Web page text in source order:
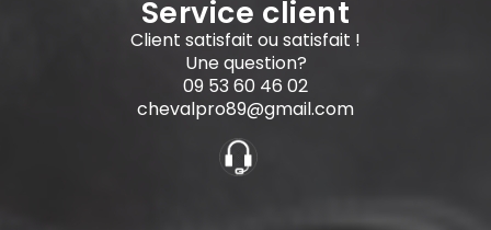
Service client
Client satisfait ou satisfait !
Une question?
09 53 60 46 02
chevalpro89@gmail.com